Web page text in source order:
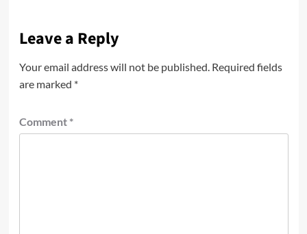
Leave a Reply
Your email address will not be published. Required fields
are marked *
Comment *